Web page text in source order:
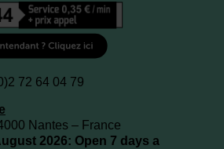
72 64 04 79
Nantes – France
2026: Open 7 days a